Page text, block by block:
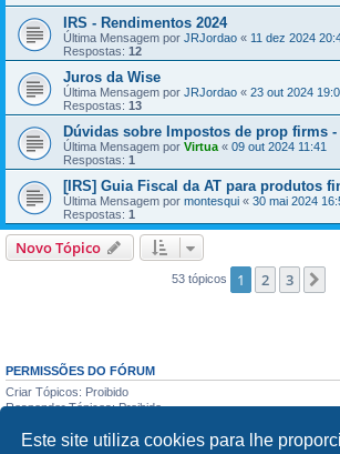
Este site utiliza cookies para lhe
IRS - Rendimentos 2024
Última Mensagem por JRJordao « 11 dez 2024
Respostas: 12
Juros da Wise
Última Mensagem por JRJordao « 23 out 2024
Respostas: 13
Dúvidas sobre Impostos de prop firms
Última Mensagem por Virtua « 09 out 2024 11:41
Respostas: 1
[IRS] Guia Fiscal da AT para produtos
Última Mensagem por montesqui « 30 mai 2024
Respostas: 1
Novo Tópico
53 tópicos 1 2 3
PERMISSÕES DO FÓRUM
Criar Tópicos: Proibido
Responder Tópicos: Proibido
Apagar Mensagens: Proibido